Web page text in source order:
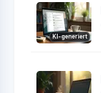
KI-generiert